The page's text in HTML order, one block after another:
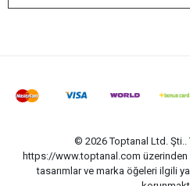
© 2026 Toptanal Ltd. Şti..
https://www.toptanal.com üzerinden
tasarımlar ve marka öğeleri ilgili